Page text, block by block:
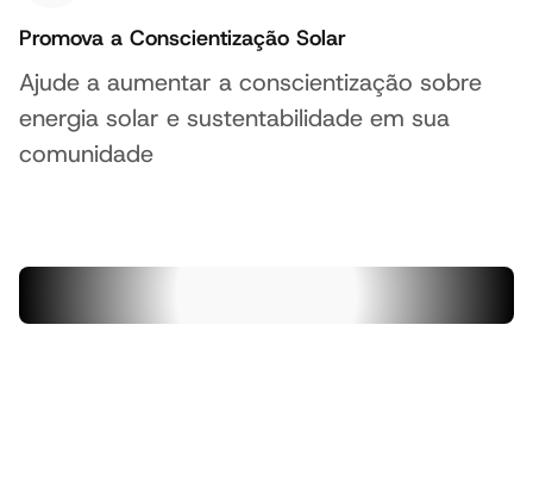
Promova a Conscientização Solar
Ajude a aumentar a conscientização sobre
energia solar e sustentabilidade em sua
comunidade